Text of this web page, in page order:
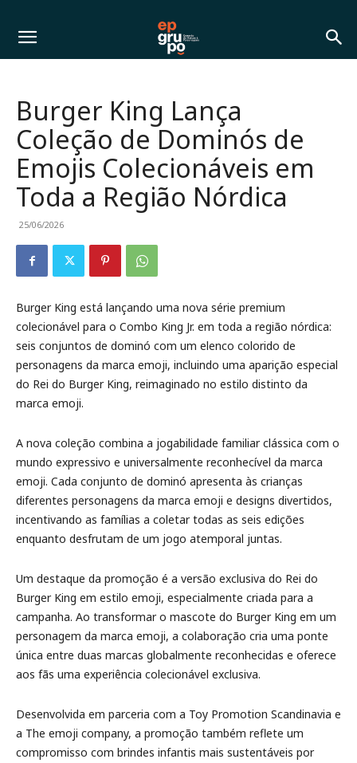
Burger King Lança
Coleção de Dominós de
Emojis Colecionáveis em
Toda a Região Nórdica
25/06/2026
Burger King está lançando uma nova série premium
colecionável para o Combo King Jr. em toda a região nórdica:
seis conjuntos de dominó com um elenco colorido de
personagens da marca emoji, incluindo uma aparição especial
do Rei do Burger King, reimaginado no estilo distinto da
marca emoji.
A nova coleção combina a jogabilidade familiar clássica com o
mundo expressivo e universalmente reconhecível da marca
emoji. Cada conjunto de dominó apresenta às crianças
diferentes personagens da marca emoji e designs divertidos,
incentivando as famílias a coletar todas as seis edições
enquanto desfrutam de um jogo atemporal juntas.
Um destaque da promoção é a versão exclusiva do Rei do
Burger King em estilo emoji, especialmente criada para a
campanha. Ao transformar o mascote do Burger King em um
personagem da marca emoji, a colaboração cria uma ponte
única entre duas marcas globalmente reconhecidas e oferece
aos fãs uma experiência colecionável exclusiva.
Desenvolvida em parceria com a Toy Promotion Scandinavia e
a The emoji company, a promoção também reflete um
compromisso com brindes infantis mais sustentáveis por